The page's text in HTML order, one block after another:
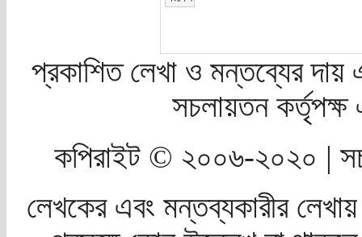
প্রকাশিত লেখা ও মন্তব্যের দায়
সচলায়তন
কপিরাইট © ২০০৬-২০২০ |
লেখকের এবং মন্তব্যকারীর